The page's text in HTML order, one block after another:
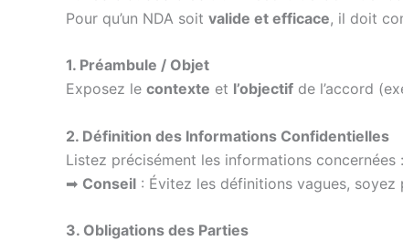
Pour qu’un NDA soit valide et efficace, il doit
1. Préambule / Objet
Exposez le contexte et l’objectif de l’accord
2. Définition des Informations Confidentielles
Listez précisément les informations
➡ Conseil : Évitez les définitions vagues, soyez
3. Obligations des Parties